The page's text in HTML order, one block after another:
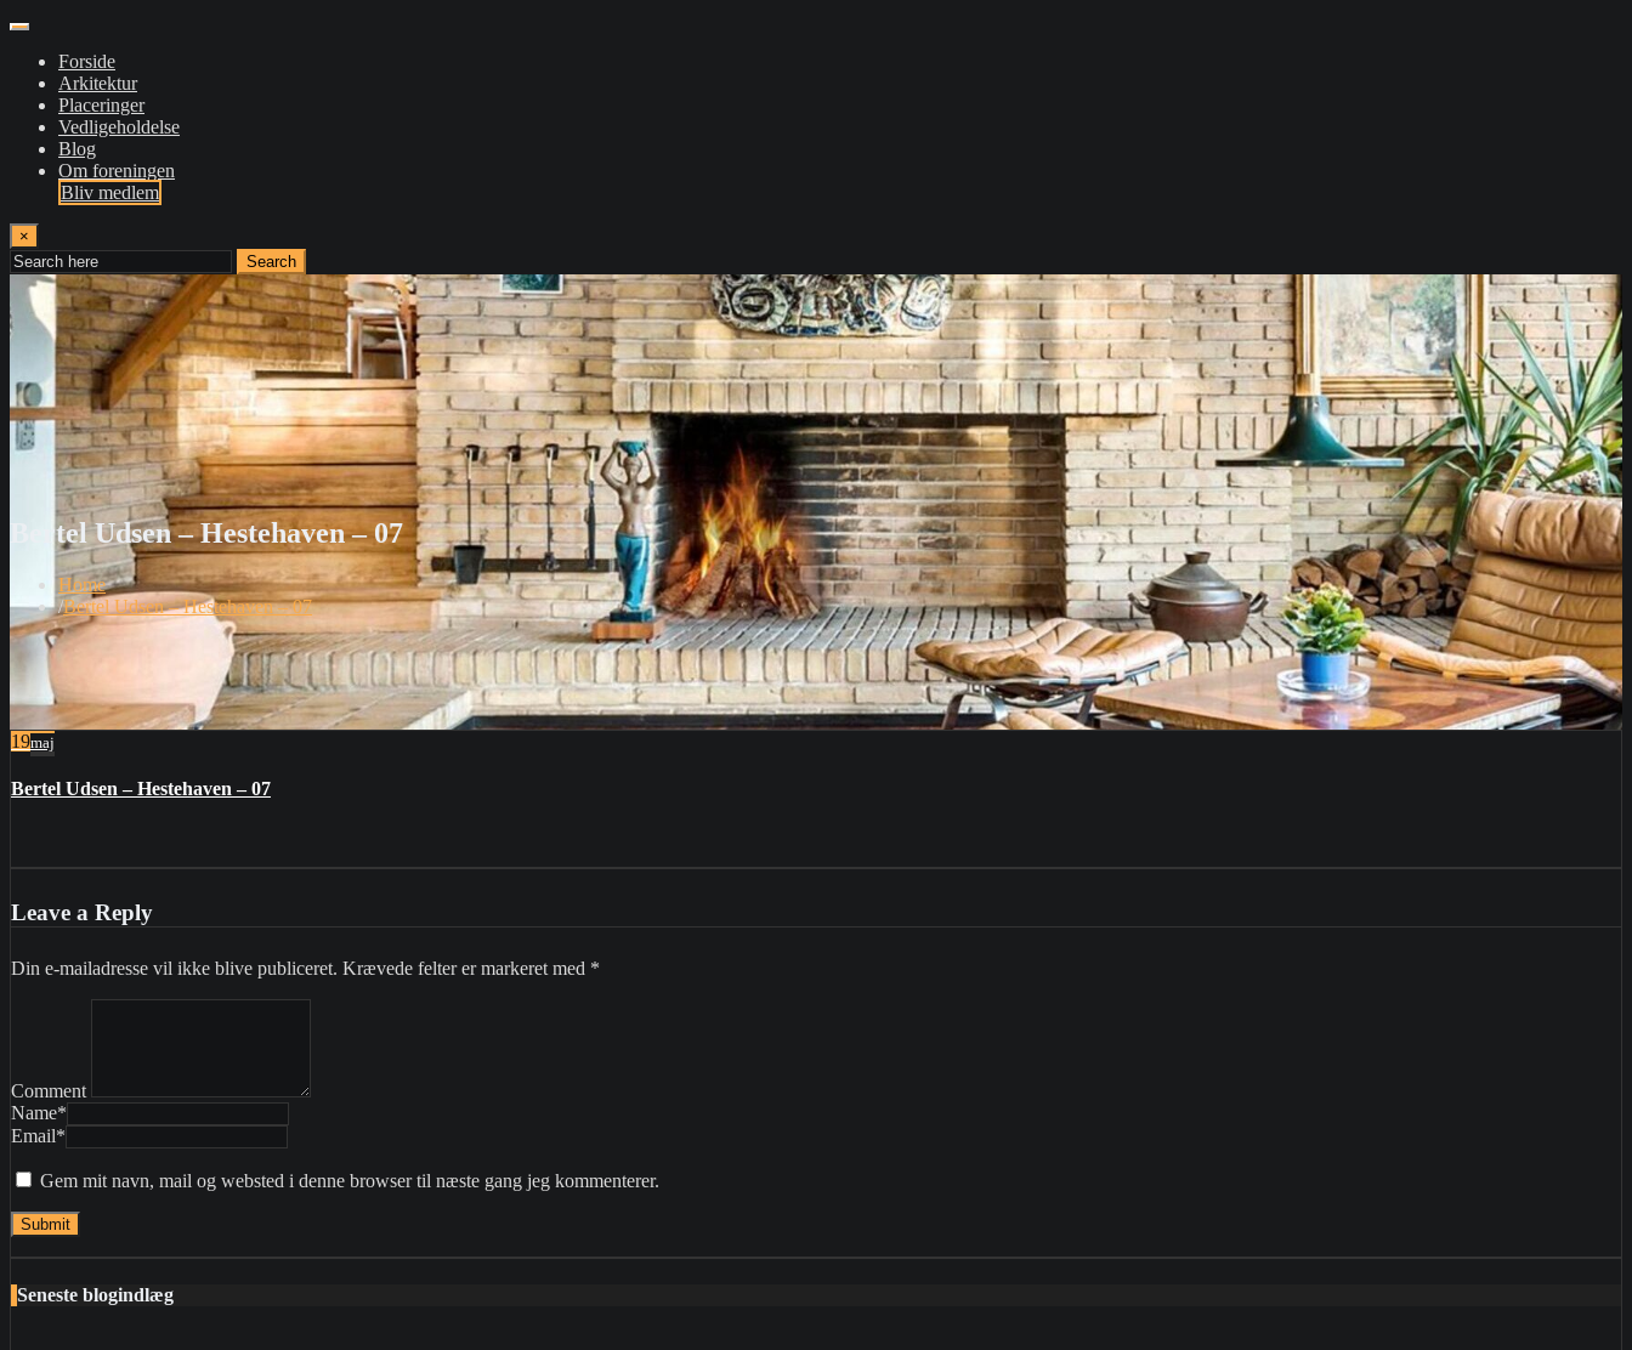
Forside
Arkitektur
Placeringer
Vedligeholdelse
Blog
Om foreningen
Bliv medlem
×
Search
Bertel Udsen – Hestehaven – 07
Home
Bertel Udsen – Hestehaven – 07
19maj
Bertel Udsen – Hestehaven – 07
Leave a Reply
Din e-mailadresse vil ikke blive publiceret. Krævede felter er markeret med *
Comment
Name*
Email*
Gem mit navn, mail og websted i denne browser til næste gang jeg kommenterer.
Seneste blogindlæg